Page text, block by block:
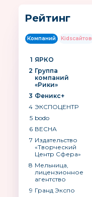
Рейтинг
Компаний Kidsсайтов
1 ЯРКО
2 Группа
компаний
«Рики»
3 Феникс+
4 ЭКСПОЦЕНТР
5 bodo
6 ВЕСНА
7 Издательство
«Творческий
Центр Сфера»
8 Мельница,
лицензионное
агентство
9 Гранд Экспо